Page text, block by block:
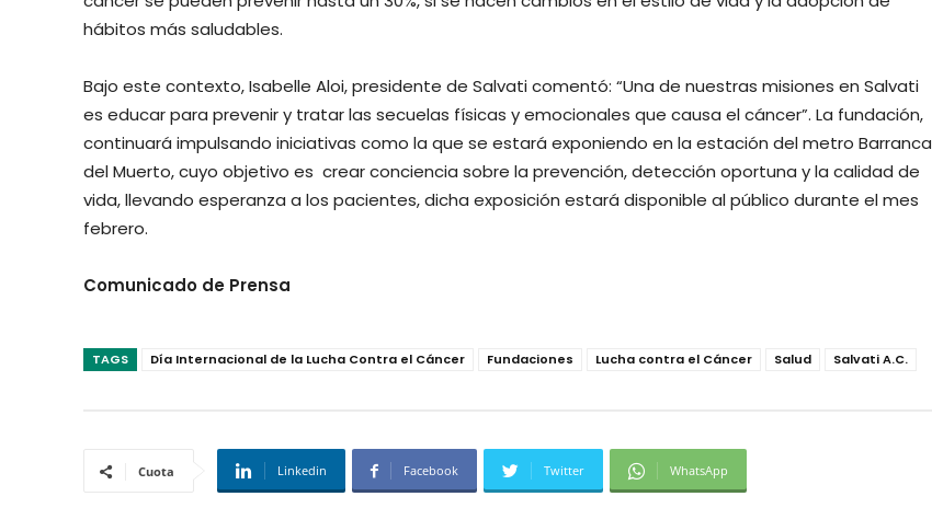
hábitos más saludables.
Bajo este contexto, Isabelle Aloi, presidente de Salvati comentó: “Una de nuestras misiones en Salvati
es educar para prevenir y tratar las secuelas físicas y emocionales que causa el cáncer”. La fundación,
continuará impulsando iniciativas como la que se estará exponiendo en la estación del metro Barranca
del Muerto, cuyo objetivo es crear conciencia sobre la prevención, detección oportuna y la calidad de
vida, llevando esperanza a los pacientes, dicha exposición estará disponible al público durante el mes
febrero.
Comunicado de Prensa
TAGS Día Internacional de la Lucha Contra el Cáncer Fundaciones Lucha contra el Cáncer Salud Salvati A.C.
Cuota Linkedin Facebook Twitter WhatsApp